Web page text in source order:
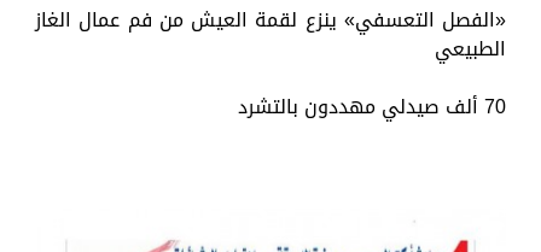
«الفصل التعسفي» ينزع لقمة العيش من فم عمال الغاز
الطبيعي
70 ألف صيدلي مهددون بالتشرد